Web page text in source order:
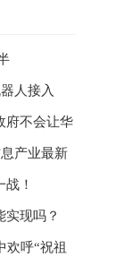
人接入
府不会让华
产业最新
！
实现吗？
欢呼“祝祖